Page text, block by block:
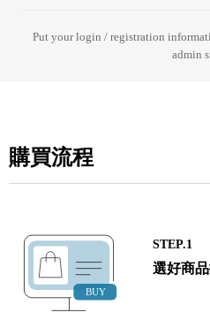
Put your login / registration
admin
購買流程
STEP.1
選好商品